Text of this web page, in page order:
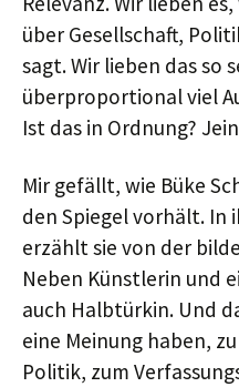
über Gesellschaft,
sagt. Wir lieben das so
überproportional viel
Ist das in Ordnung?
Mir gefällt, wie Büke
den Spiegel vorhält. In
erzählt sie von der
Neben Künstlerin und
auch Halbtürkin. Und
eine Meinung haben,
Politik, zum